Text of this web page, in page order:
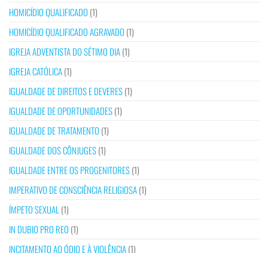
HOMICÍDIO QUALIFICADO (1)
HOMICÍDIO QUALIFICADO AGRAVADO (1)
IGREJA ADVENTISTA DO SÉTIMO DIA(1)
IGREJA CATÓLICA(1)
IGUALDADE DE DIREITOS E DEVERES(1)
IGUALDADE DE OPORTUNIDADES(1)
IGUALDADE DE TRATAMENTO (1)
IGUALDADE DOS CÔNJUGES(1)
IGUALDADE ENTRE OS PROGENITORES(1)
IMPERATIVO DE CONSCIÊNCIA RELIGIOSA(1)
ÍMPETO SEXUAL (1)
IN DUBIO PRO REO (1)
INCITAMENTO AO ÓDIO E À VIOLÊNCIA(1)